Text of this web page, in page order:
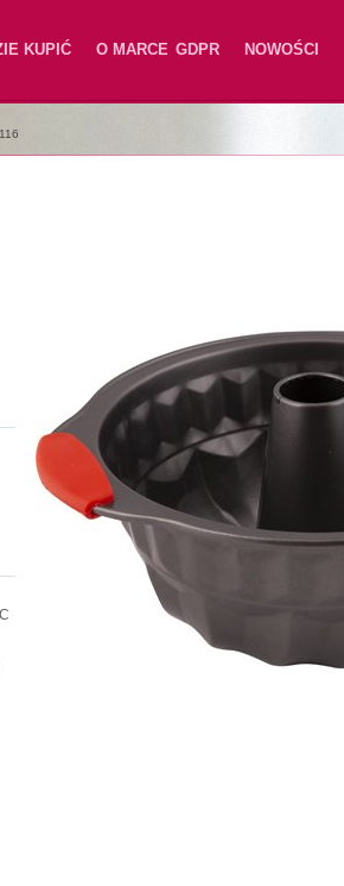
KUPIĆ O MARCE GDPR
NOWOŚCI